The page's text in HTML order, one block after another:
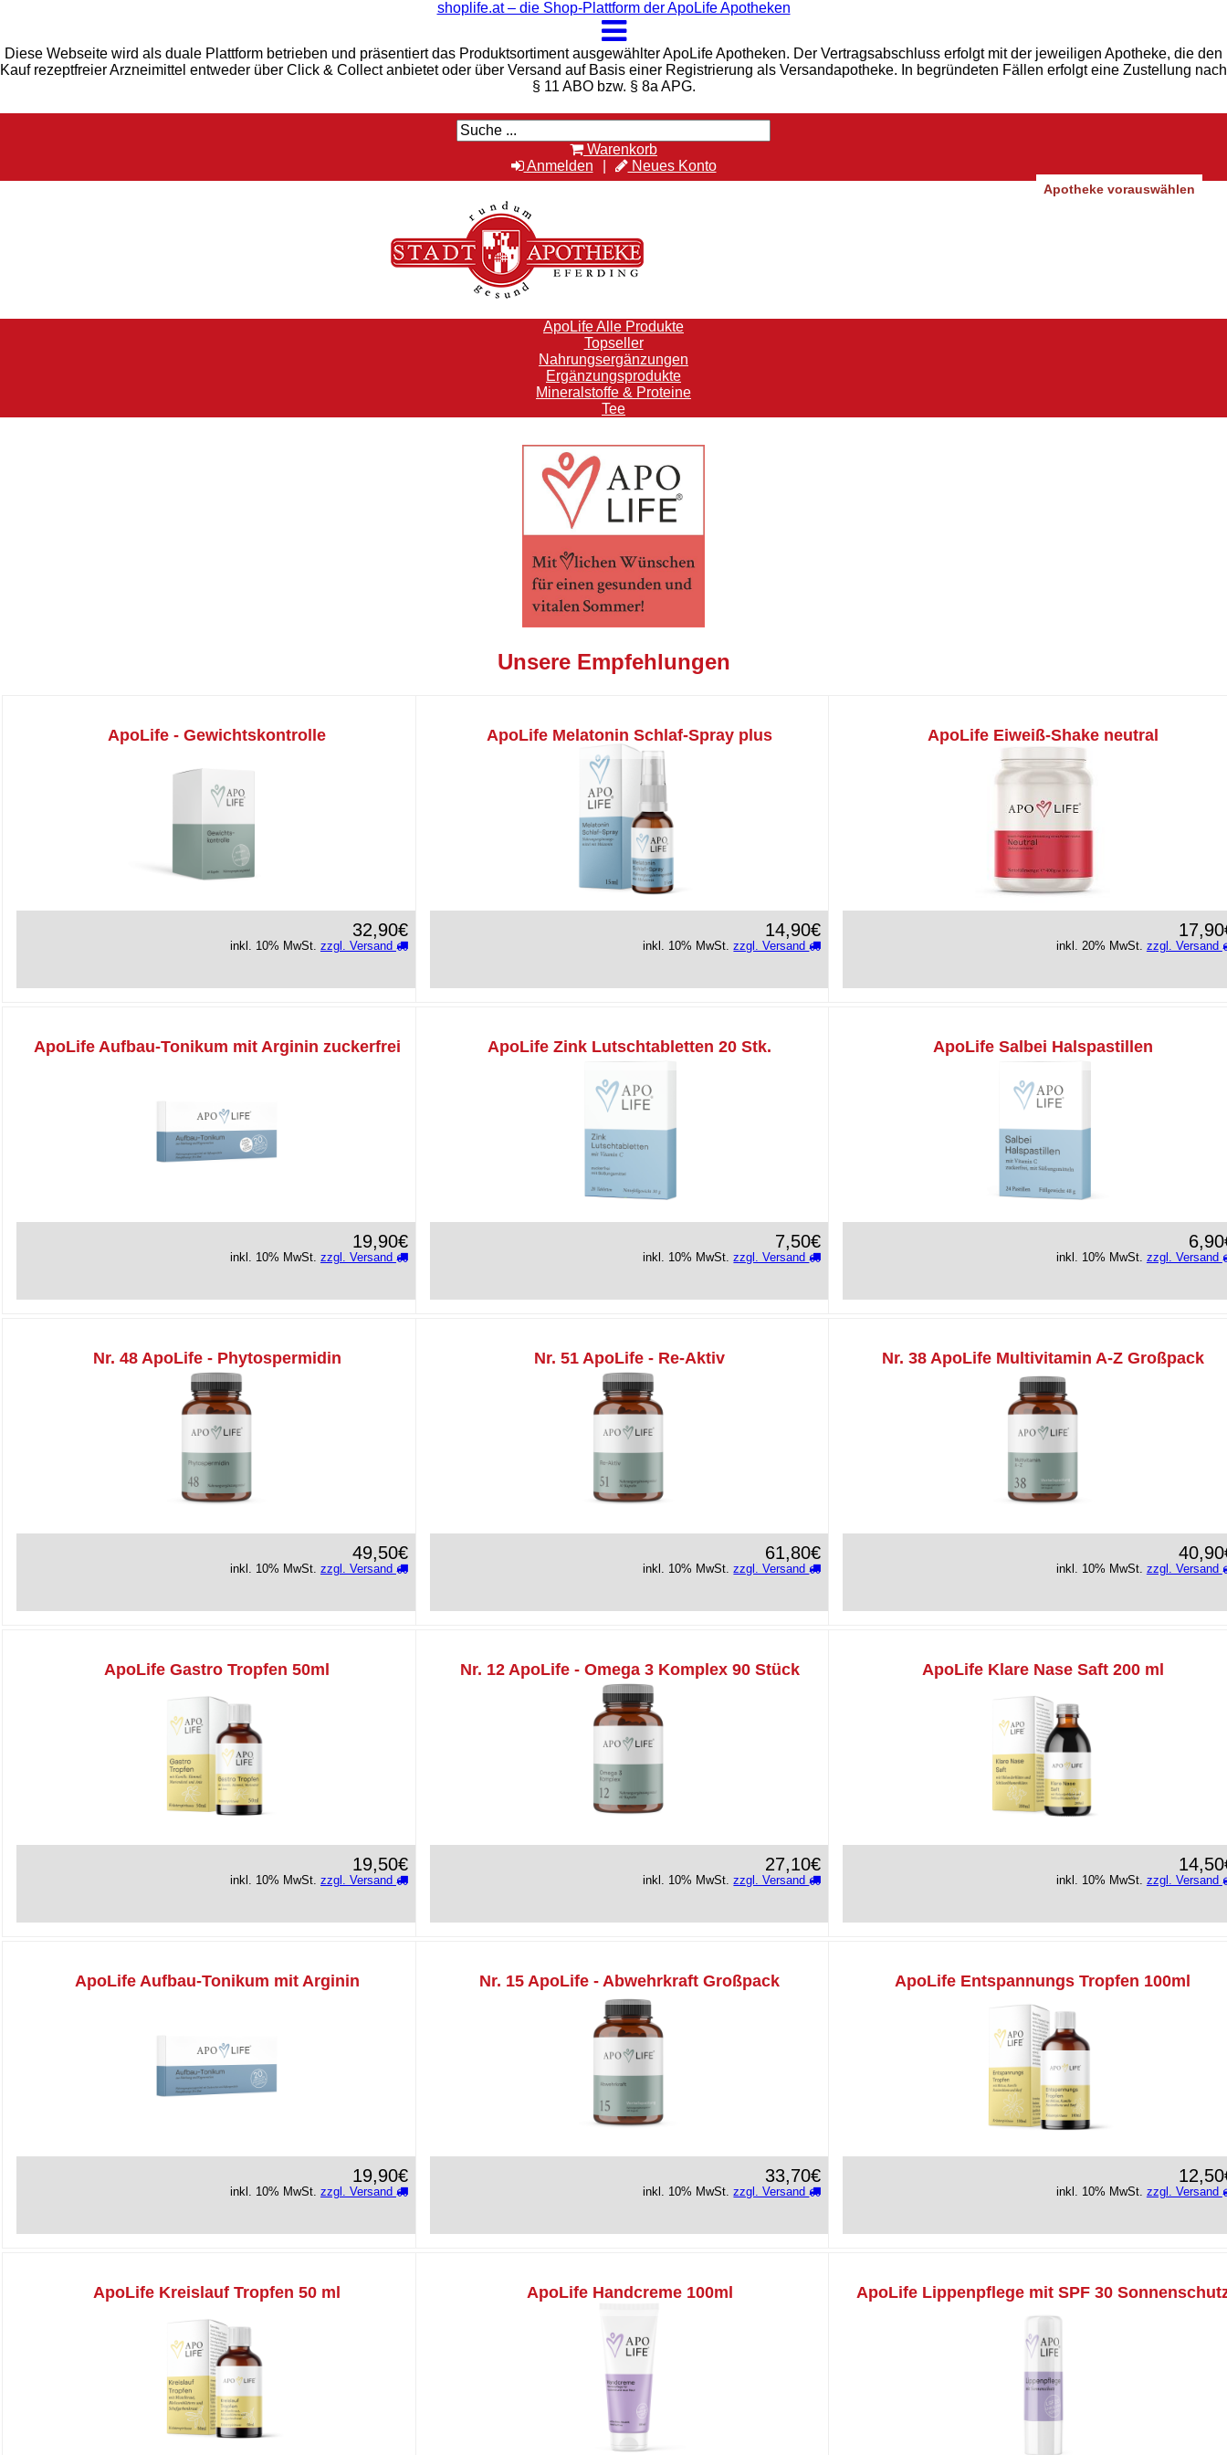
shoplife.at – die Shop-Plattform der ApoLife Apotheken
Diese Webseite wird als duale Plattform betrieben und präsentiert das Produktsortiment ausgewählter ApoLife Apotheken. Der Vertragsabschluss erfolgt mit der jeweiligen Apotheke, die den
Kauf rezeptfreier Arzneimittel entweder über Click & Collect anbietet oder über Versand auf Basis einer Registrierung als Versandapotheke. In begründeten Fällen erfolgt eine Zustellung nach
§ 11 ABO bzw. § 8a APG.
Warenkorb
Anmelden
Neues Konto
Apotheke vorauswählen
ApoLife Alle Produkte
Topseller
Nahrungsergänzungen
Ergänzungsprodukte
Mineralstoffe & Proteine
Tee
Unsere Empfehlungen
ApoLife - Gewichtskontrolle
32,90€
inkl. 10% MwSt. zzgl. Versand
ApoLife Melatonin Schlaf-Spray plus
14,90€
inkl. 10% MwSt.zzgl. Versand
ApoLife Eiweiß-Shake neutral
inkl. 20% MwSt. zzgl. Versand
ApoLife Aufbau-Tonikum mit Arginin zuckerfrei
19,90€
inkl. 10% MwSt. zzgl. Versand
ApoLife Zink Lutschtabletten 20 Stk.
7,50€
inkl. 10% MwSt.zzgl. Versand
ApoLife Salbei Halspastillen
inkl. 10% MwSt. zzgl. Versand
Nr. 48 ApoLife - Phytospermidin
49,50€
inkl. 10% MwSt. zzgl. Versand
Nr. 51 ApoLife - Re-Aktiv
61,80€
inkl. 10% MwSt.zzgl. Versand
Nr. 38 ApoLife Multivitamin A-Z Großpack
inkl. 10% MwSt. zzgl. Versand
ApoLife Gastro Tropfen 50ml
19,50€
inkl. 10% MwSt. zzgl. Versand
Nr. 12 ApoLife - Omega 3 Komplex 90 Stück
27,10€
inkl. 10% MwSt.zzgl. Versand
ApoLife Klare Nase Saft 200 ml
inkl. 10% MwSt. zzgl. Versand
ApoLife Aufbau-Tonikum mit Arginin
19,90€
inkl. 10% MwSt. zzgl. Versand
Nr. 15 ApoLife - Abwehrkraft Großpack
33,70€
inkl. 10% MwSt.zzgl. Versand
ApoLife Entspannungs Tropfen 100ml
inkl. 10% MwSt. zzgl. Versand
ApoLife Kreislauf Tropfen 50 ml ApoLife Handcreme 100ml ApoLife Lippenpflege mit SPF 30